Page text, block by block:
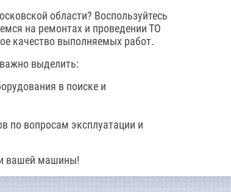
области? Воспользуйтесь
на ремонтах и проведении ТО
качество выполняемых работ.
выделить:
в поиске и
по вопросам эксплуатации и
вашей машины!